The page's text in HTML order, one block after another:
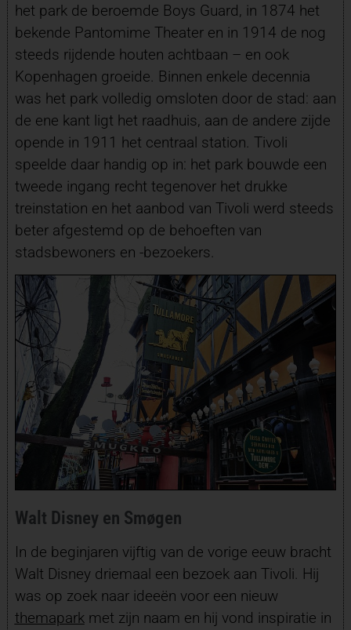
het park de beroemde Boys Guard, in 1874 het
bekende Pantomime Theater en in 1914 de nog
steeds rijdende houten achtbaan – en ook
Kopenhagen groeide. Binnen enkele decennia
was het park volledig omsloten door de stad: aan
de ene kant ligt het raadhuis, aan de andere zijde
opende in 1911 het centraal station. Tivoli
speelde daar handig op in: het park bouwde een
tweede ingang recht tegenover het drukke
treinstation en het aanbod van Tivoli werd steeds
beter afgestemd op de behoeften van
stadsbewoners en -bezoekers.
Walt Disney en Smøgen
In de beginjaren vijftig van de vorige eeuw bracht
Walt Disney driemaal een bezoek aan Tivoli. Hij
was op zoek naar ideeën voor een nieuw
themaparkmet zijn naam en hij vond inspiratie in